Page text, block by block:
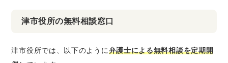
津市役所の無料相談窓口
津市役所では、以下のように弁護士による無料相談を定期開